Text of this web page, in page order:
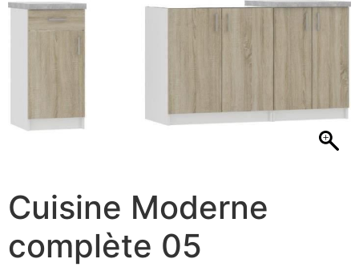
Cuisine Moderne
complète 05